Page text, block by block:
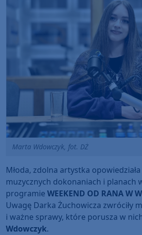
Marta Wdowczyk, fot. DŻ
Młoda, zdolna artystka
muzycznych dokonaniach i planach
programie WEEKEND OD RANA W
Uwagę Darka Żuchowicza zwróciły
i ważne sprawy, które porusza w
Wdowczyk.